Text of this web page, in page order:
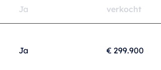
laatste garage.
Ja verkocht
Ja € 299.900